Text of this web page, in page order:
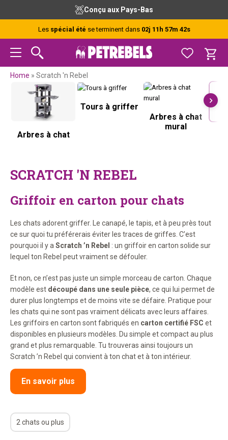
navigation
principale
principal
barre
latérale
principale
de
page
Conçu aux Pays-Bas
Les spécial été se terminent dans 02j 11h 57m 41s
Home » Scratch 'n Rebel
Arbres à chat
Tours à griffer
Arbres à chat
mural
SCRATCH 'N REBEL
Griffoir en carton pour chats
Les chats adorent griffer. Le canapé, le tapis, et à peu près tout
ce sur quoi tu préférerais éviter les traces de griffes. C’est
pourquoi il y aScratch ’n Rebel : un griffoir en carton solide sur
lequel ton Rebel peut vraiment se défouler.
Et non, ce n’est pas juste un simple morceau de carton. Chaque
modèle est découpé dans une seule pièce, ce qui lui permet de
durer plus longtemps et de moins vite se défaire. Pratique pour
les chats qui ne sont pas vraiment délicats avec leurs affaires.
Les griffoirs en carton sont fabriqués en carton certifié FSC et
disponibles en plusieurs modèles. Du simple et compact au plus
grand et plus remarquable. Tu trouveras ainsi toujours un
Scratch ’n Rebel qui convient à ton chat et à ton intérieur.
En savoir plus
2 chats ou plus